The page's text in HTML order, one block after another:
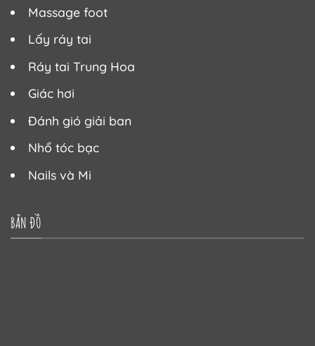
Massage foot
Lấy ráy tai
Ráy tai Trung Hoa
Giác hơi
Đánh gió giải ban
Nhổ tóc bạc
Nails và Mi
BẢN ĐỒ